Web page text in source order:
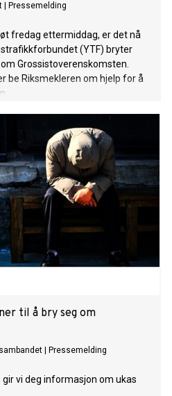
Pressemelding
fredag ettermiddag, er det nå
(YTF) bryter
Grossistoverenskomsten.
be Riksmekleren om hjelp for å
til å bry seg om
sambandet Pressemelding
vi deg informasjon om ukas